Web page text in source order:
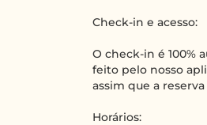
Check-in e acesso:
O check-in é 100%
feito pelo nosso
assim que a
Horários: